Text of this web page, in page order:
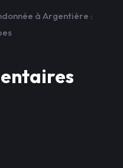
à Argentière :